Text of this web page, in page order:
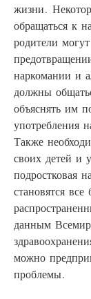
жизни.
обращаться к
родители
наркомании и
должны
объяснять им
употребления
Также
своих детей и
подростковая
становятся все
данным
можно
проблемы.